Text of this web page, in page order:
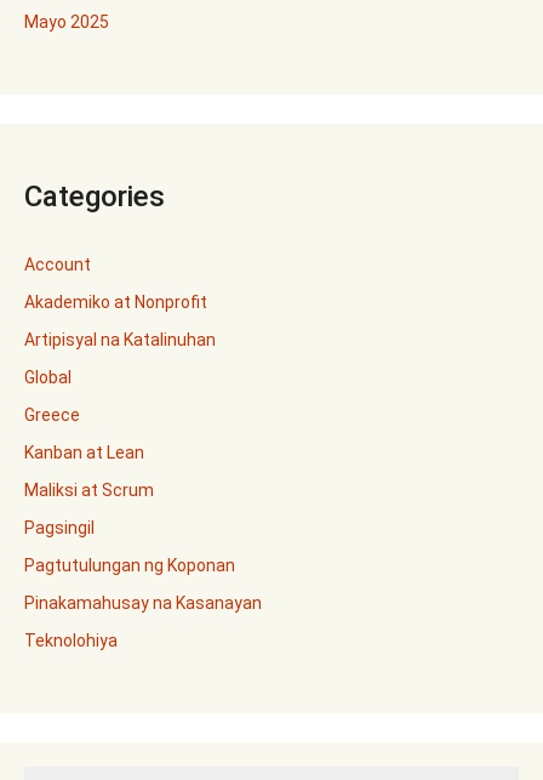
Mayo 2025
Categories
Account
Akademiko at Nonprofit
Artipisyal na Katalinuhan
Global
Greece
Kanban at Lean
Maliksi at Scrum
Pagsingil
Pagtutulungan ng Koponan
Pinakamahusay na Kasanayan
Teknolohiya